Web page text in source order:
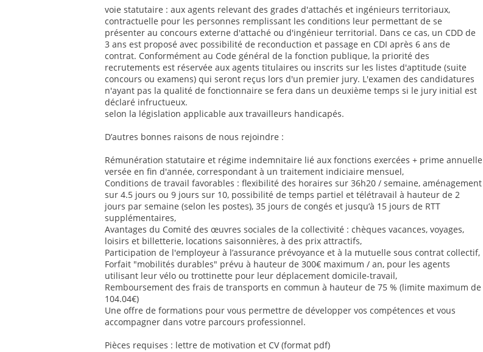
voie statutaire : aux agents relevant des grades d'attachés et ingénieurs territoriaux,
contractuelle pour les personnes remplissant les conditions leur permettant de se
présenter au concours externe d'attaché ou d'ingénieur territorial. Dans ce cas, un CDD de
3 ans est proposé avec possibilité de reconduction et passage en CDI après 6 ans de
contrat. Conformément au Code général de la fonction publique, la priorité des
recrutements est réservée aux agents titulaires ou inscrits sur les listes d'aptitude (suite
concours ou examens) qui seront reçus lors d'un premier jury. L'examen des candidatures
n'ayant pas la qualité de fonctionnaire se fera dans un deuxième temps si le jury initial est
déclaré infructueux.
selon la législation applicable aux travailleurs handicapés.
D’autres bonnes raisons de nous rejoindre :
Rémunération statutaire et régime indemnitaire lié aux fonctions exercées + prime annuelle
versée en fin d'année, correspondant à un traitement indiciaire mensuel,
Conditions de travail favorables : flexibilité des horaires sur 36h20 / semaine, aménagement
sur 4.5 jours ou 9 jours sur 10, possibilité de temps partiel et télétravail à hauteur de 2
jours par semaine (selon les postes), 35 jours de congés et jusqu’à 15 jours de RTT
supplémentaires,
Avantages du Comité des œuvres sociales de la collectivité : chèques vacances, voyages,
loisirs et billetterie, locations saisonnières, à des prix attractifs,
Participation de l'employeur à l’assurance prévoyance et à la mutuelle sous contrat collectif,
Forfait "mobilités durables" prévu à hauteur de 300€ maximum / an, pour les agents
utilisant leur vélo ou trottinette pour leur déplacement domicile-travail,
Remboursement des frais de transports en commun à hauteur de 75 % (limite maximum de
104.04€)
Une offre de formations pour vous permettre de développer vos compétences et vous
accompagner dans votre parcours professionnel.
Pièces requises : lettre de motivation et CV (format pdf)